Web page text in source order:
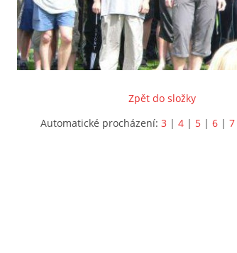
Zpět do složky
Automatické procházení: 3 | 4 | 5 | 6 | 7